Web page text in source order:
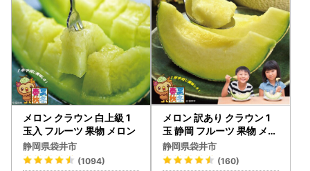
メロン クラウン 白上級 1
玉入 フルーツ 果物 メロン
静岡県袋井市
(1094)
メロン 訳あり クラウン 1
玉 静岡 フルーツ 果物 メロ
ン
静岡県袋井市
(160)